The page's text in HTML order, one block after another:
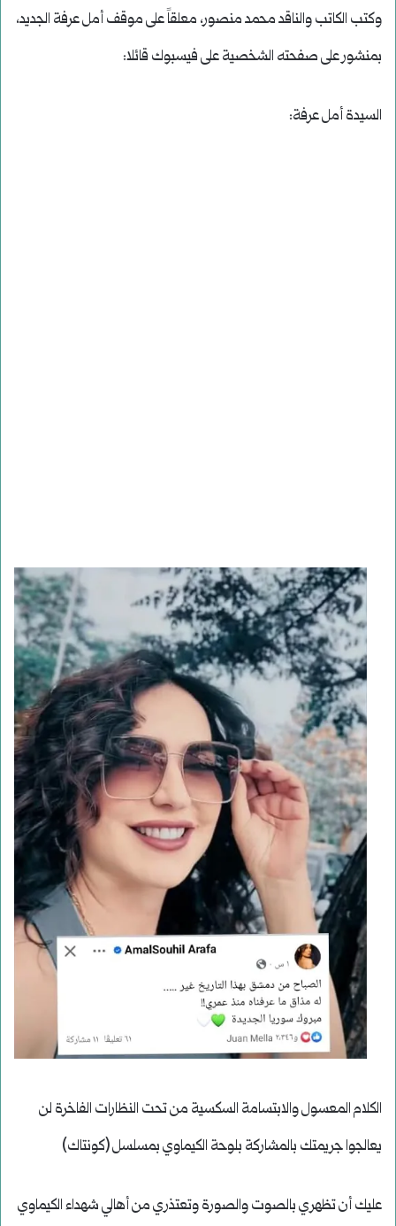
وكتب الكاتب والناقد محمد منصور، معلقاً على موقف أمل عرفة الجديد،
بمنشور على صفحته الشخصية على فيسبوك قائلا:
السيدة أمل عرفة:
الكلام المعسول والابتسامة السكسية من تحت النظارات الفاخرة لن
يعالجوا جريمتك بالمشاركة بلوحة الكيماوي بمسلسل (كونتاك)
عليك أن تظهري بالصوت والصورة وتعتذري من أهالي شهداء الكيماوي